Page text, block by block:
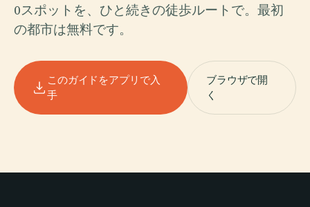
0スポットを、ひと続きの徒歩ルートで。最初
の都市は無料です。
このガイドをアプリで入
手
ブラウザで開
く